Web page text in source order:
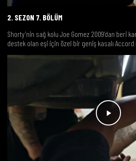
2. SEZON 7. BÖLÜM
Shorty’nin sağ kolu Joe Gomez 2009’dan beri
destek olan eşi için özel bir geniş kasalı